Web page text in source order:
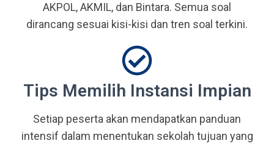
AKPOL, AKMIL, dan Bintara. Semua soal
dirancang sesuai kisi-kisi dan tren soal terkini.
Tips Memilih Instansi Impian
Setiap peserta akan mendapatkan panduan
intensif dalam menentukan sekolah tujuan yang